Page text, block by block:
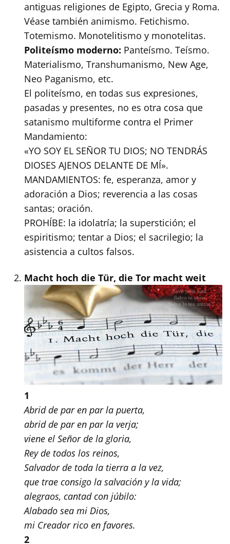
antiguas religiones de Egipto, Grecia y Roma.
Véase también animismo. Fetichismo.
Totemismo. Monotelitismo y monotelitas.
Politeísmo moderno: Panteísmo. Teísmo.
Materialismo, Transhumanismo, New Age,
Neo Paganismo, etc.
El politeísmo, en todas sus expresiones,
pasadas y presentes, no es otra cosa que
satanismo multiforme contra el Primer
Mandamiento:
«YO SOY EL SEÑOR TU DIOS; NO TENDRÁS
DIOSES AJENOS DELANTE DE MÍ».
MANDAMIENTOS: fe, esperanza, amor y
adoración a Dios; reverencia a las cosas
santas; oración.
PROHÍBE: la idolatría; la superstición; el
espiritismo; tentar a Dios; el sacrilegio; la
asistencia a cultos falsos.
Macht hoch die Tür, die Tor macht weit
1
Abrid de par en par la puerta,
abrid de par en par la verja;
viene el Señor de la gloria,
Rey de todos los reinos,
Salvador de toda la tierra a la vez,
que trae consigo la salvación y la vida;
alegraos, cantad con júbilo:
Alabado sea mi Dios,
mi Creador rico en favores.
2